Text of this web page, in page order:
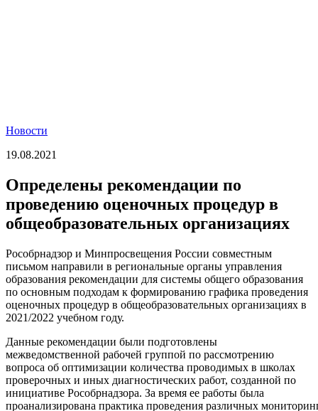
Новости
19.08.2021
Определены рекомендации по
проведению оценочных процедур в
общеобразовательных организациях
Рособрнадзор и Минпросвещения России совместным
письмом направили в региональные органы управления
образования рекомендации для системы общего образования
по основным подходам к формированию графика проведения
оценочных процедур в общеобразовательных организациях в
2021/2022 учебном году.
Данные рекомендации были подготовлены
межведомственной рабочей группой по рассмотрению
вопроса об оптимизации количества проводимых в школах
проверочных и иных диагностических работ, созданной по
инициативе Рособрнадзора. За время ее работы была
проанализирована практика проведения различных